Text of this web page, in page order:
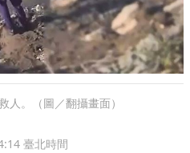
人。（圖／翻攝畫面）
臺北時間